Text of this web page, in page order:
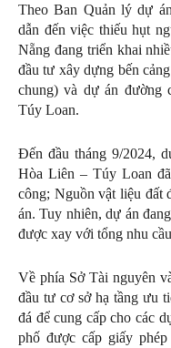
Theo Ban Quản lý dự
dẫn đến việc thiếu hụt
Nẵng đang triển khai
đầu tư xây dựng bến
chung) và dự án đường
Túy Loan.
Đến đầu tháng 9/2024,
Hòa Liên – Túy Loan
công; Nguồn vật liệu đất
án. Tuy nhiên, dự án
được xay với tổng nhu
Về phía Sở Tài nguyên
đầu tư cơ sở hạ tầng ưu
đá để cung cấp cho các
phố được cấp giấy